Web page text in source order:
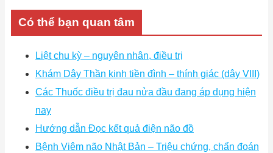
Có thể bạn quan tâm
Liệt chu kỳ – nguyên nhân, điều trị
Khám Dây Thần kinh tiền đình – thính giác (dây VIII)
Các Thuốc điều trị đau nửa đầu đang áp dụng hiện
nay
Hướng dẫn Đọc kết quả điện não đồ
Bệnh Viêm não Nhật Bản – Triệu chứng, chẩn đoán